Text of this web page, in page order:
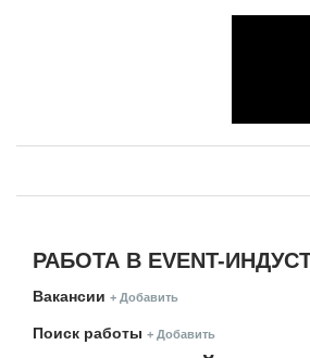
РАБОТА В EVENT-
Вакансии + Добавить
Поиск работы + Добавить